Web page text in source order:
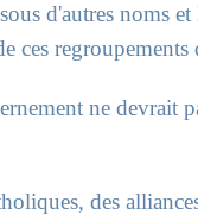
d'autres noms
ces regroupements
ne devrait
des